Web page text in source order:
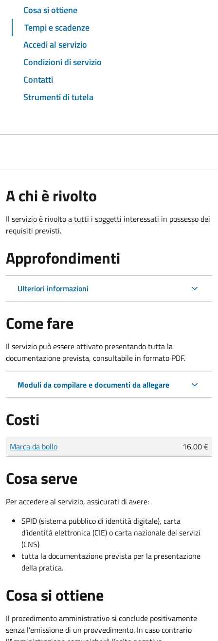
Cosa si ottiene
Tempi e scadenze
Accedi al servizio
Condizioni di servizio
Contatti
Strumenti di tutela
A chi è rivolto
Il servizio è rivolto a tutti i soggetti interessati in possesso dei
requisiti previsti.
Approfondimenti
Ulteriori informazioni
Come fare
Il servizio può essere attivato presentando tutta la
documentazione prevista, consultabile in formato PDF.
Moduli da compilare e documenti da allegare
Costi
Tipo di pagamento
Importo
Marca da bollo 16,00 €
Cosa serve
Per accedere al servizio, assicurati di avere:
SPID (sistema pubblico di identità digitale), carta
d’identità elettronica (CIE) o carta nazionale dei servizi
(CNS)
tutta la documentazione prevista per la presentazione
della pratica.
Cosa si ottiene
Il procedimento amministrativo si conclude positivamente
senza l’emissione di un provvedimento. In caso contrario